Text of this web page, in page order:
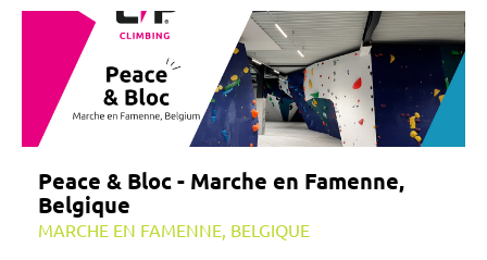
Peace & Bloc - Marche en Famenne,
Belgique
MARCHE EN FAMENNE, BELGIQUE